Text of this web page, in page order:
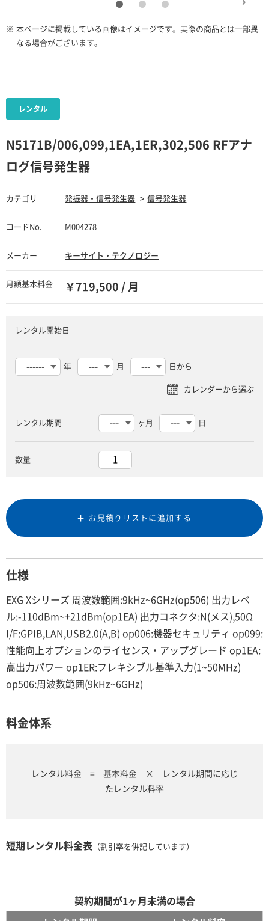
※ 本ページに掲載している画像はイメージです。実際の商品とは一部異
なる場合がございます。
N5171B/006,099,1EA,1ER,302,506 RFアナ
ログ信号発生器
カテゴリ 発振器・信号発生器 信号発生器
コードNo. M004278
メーカー キーサイト・テクノロジー
月額基本料金 ￥719,500 / 月
レンタル開始日
年 月 日から
レンタル期間 ヶ月 日
数量
お見積りリストに追加する
仕様
EXG Xシリーズ 周波数範囲:9kHz~6GHz(op506) 出力レベ
ル:-110dBm~+21dBm(op1EA) 出力コネクタ:N(メス),50Ω
I/F:GPIB,LAN,USB2.0(A,B) op006:機器セキュリティ op099:
性能向上オプションのライセンス・アップグレード op1EA:
高出力パワー op1ER:フレキシブル基準入力(1~50MHz)
op506:周波数範囲(9kHz~6GHz)
料金体系
レンタル料金 = 基本料金 × レンタル期間に応じ
たレンタル料率
短期レンタル料金表 （割引率を併記しています）
契約期間が1ヶ月未満の場合